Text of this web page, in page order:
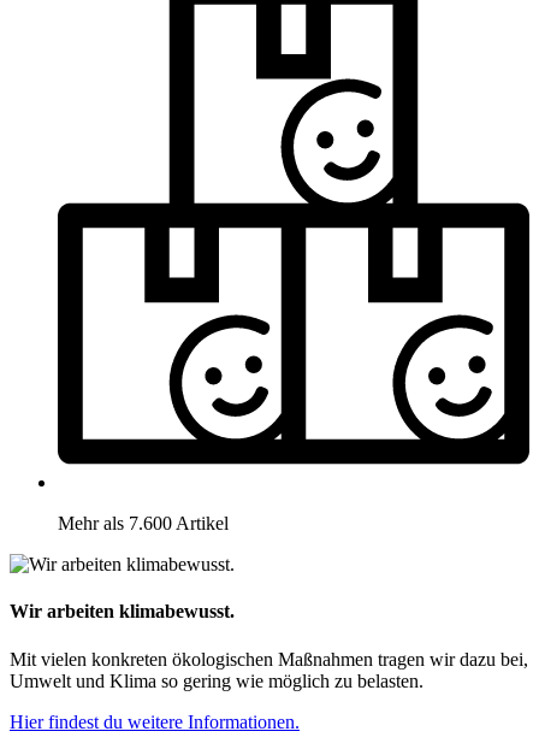
Mehr als 7.600 Artikel
Wir arbeiten klimabewusst.
Mit vielen konkreten ökologischen Maßnahmen tragen wir dazu bei,
Umwelt und Klima so gering wie möglich zu belasten.
Hier findest du weitere Informationen.